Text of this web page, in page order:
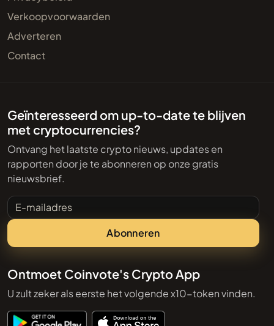
Verkoopvoorwaarden
Adverteren
Contact
Geïnteresseerd om up-to-date te blijven
met cryptocurrencies?
Ontvang het laatste crypto nieuws, updates en
rapporten door je te abonneren op onze gratis
nieuwsbrief.
E-mailadres
Abonneren
Ontmoet Coinvote's Crypto App
U zult zeker als eerste het volgende x10-token vinden.